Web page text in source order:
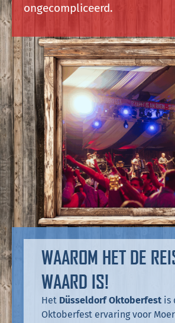
ongecompliceerd.
WAAROM HET DE
WAARD IS!
Het Düsseldorf Oktoberfest is
Oktoberfest ervaring voor